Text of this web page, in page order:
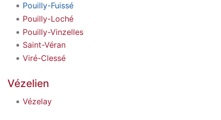
Pouilly-Fuissé
Pouilly-Loché
Pouilly-Vinzelles
Saint-Véran
Viré-Clessé
Vézelien
Vézelay